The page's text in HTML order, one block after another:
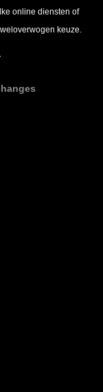
online diensten of
keuze.